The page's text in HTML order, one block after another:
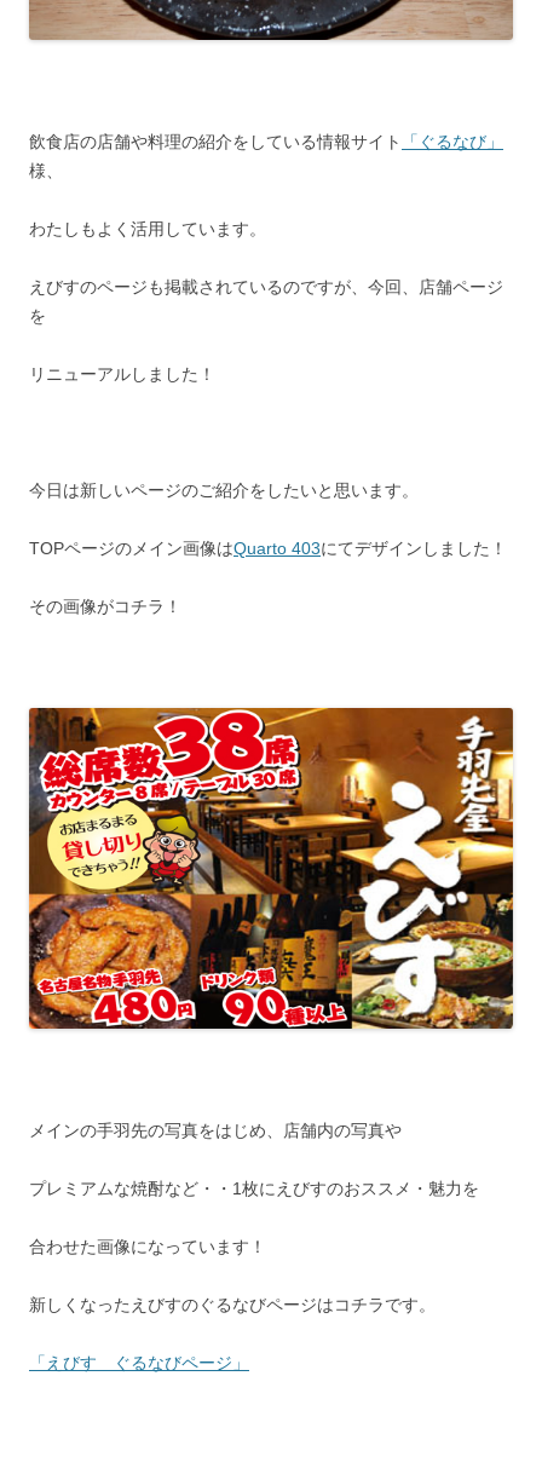
飲食店の店舗や料理の紹介をしている情報サイト
「ぐるなび」
様、
わたしもよく活用しています。
えびすのページも掲載されているのですが、今回、店舗ページ
を
リニューアルしました！
今日は新しいページのご紹介をしたいと思います。
TOPページのメイン画像はQuarto 403にてデザインしました！
その画像がコチラ！
メインの手羽先の写真をはじめ、店舗内の写真や
プレミアムな焼酎など・・1枚にえびすのおススメ・魅力を
合わせた画像になっています！
新しくなったえびすのぐるなびページはコチラです。
「えびす ぐるなびページ」